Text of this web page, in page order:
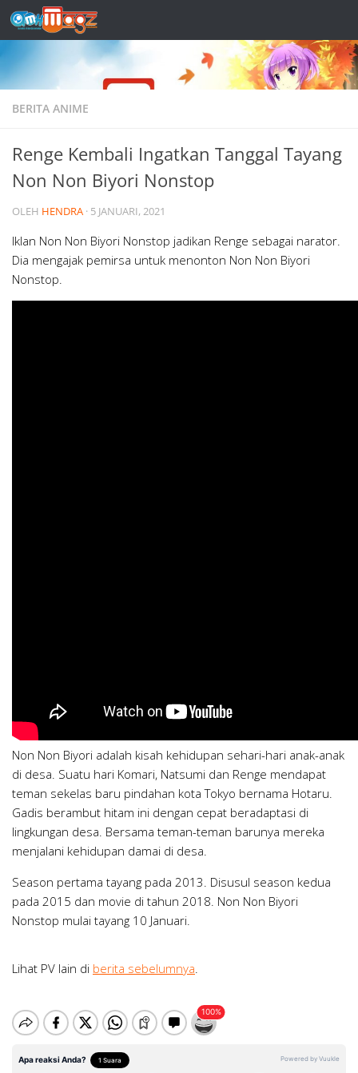
Skip to content
BERITA ANIME
Renge Kembali Ingatkan Tanggal Tayang
Non Non Biyori Nonstop
OLEH HENDRA · 5 JANUARI, 2021
Iklan Non Non Biyori Nonstop jadikan Renge sebagai narator.
Dia mengajak pemirsa untuk menonton Non Non Biyori
Nonstop.
Non Non Biyori adalah kisah kehidupan sehari-hari anak-anak
di desa. Suatu hari Komari, Natsumi dan Renge mendapat
teman sekelas baru pindahan kota Tokyo bernama Hotaru.
Gadis berambut hitam ini dengan cepat beradaptasi di
lingkungan desa. Bersama teman-teman barunya mereka
menjalani kehidupan damai di desa.
Season pertama tayang pada 2013. Disusul season kedua
pada 2015 dan movie di tahun 2018. Non Non Biyori
Nonstop mulai tayang 10 Januari.
Lihat PV lain di berita sebelumnya